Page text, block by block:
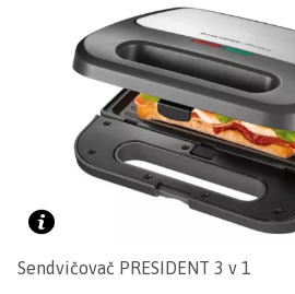
Sendvičovač PRESIDENT 3 v 1